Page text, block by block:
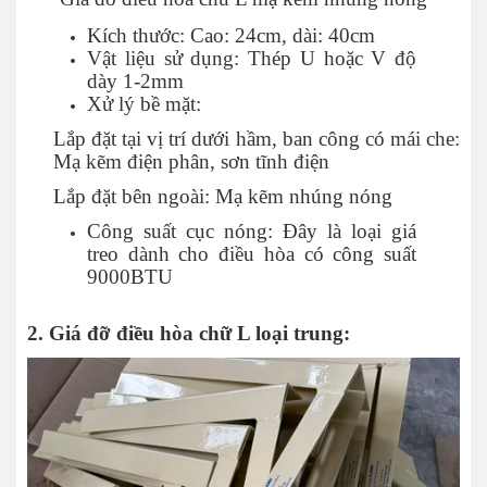
Kích thước: Cao: 24cm, dài: 40cm
Vật liệu sử dụng: Thép U hoặc V độ
dày 1-2mm
Xử lý bề mặt:
Lắp đặt tại vị trí dưới hầm, ban công có mái che:
Mạ kẽm điện phân, sơn tĩnh điện
Lắp đặt bên ngoài: Mạ kẽm nhúng nóng
Công suất cục nóng: Đây là loại giá
treo dành cho điều hòa có công suất
9000BTU
2. Giá đỡ điều hòa chữ L loại trung: